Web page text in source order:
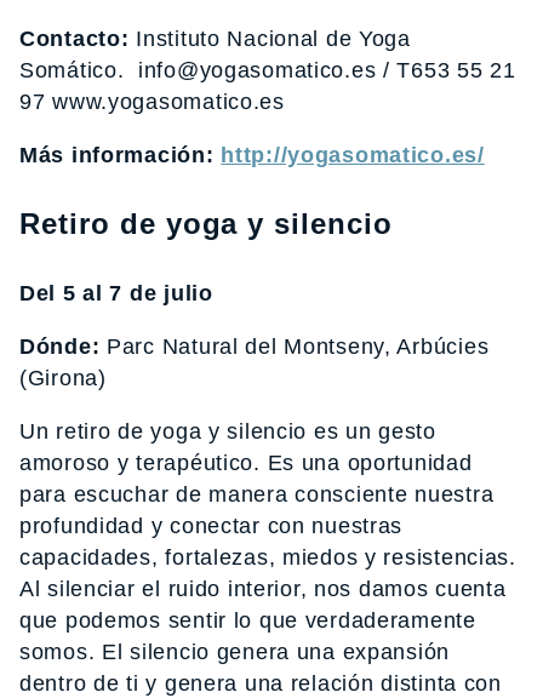
Contacto: Instituto Nacional de Yoga
Somático. info@yogasomatico.es / T653 55 21
97 www.yogasomatico.es
Más información: http://yogasomatico.es/
Retiro de yoga y silencio
Del 5 al 7 de julio
Dónde: Parc Natural del Montseny, Arbúcies
(Girona)
Un retiro de yoga y silencio es un gesto
amoroso y terapéutico. Es una oportunidad
para escuchar de manera consciente nuestra
profundidad y conectar con nuestras
capacidades, fortalezas, miedos y resistencias.
Al silenciar el ruido interior, nos damos cuenta
que podemos sentir lo que verdaderamente
somos. El silencio genera una expansión
dentro de ti y genera una relación distinta con